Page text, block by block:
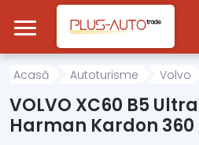
Mergi direct la conținutul
Acasă
Autoturisme
Acasă Autoturisme Volvo
VOLVO XC60 B5
Harman Kardon 360